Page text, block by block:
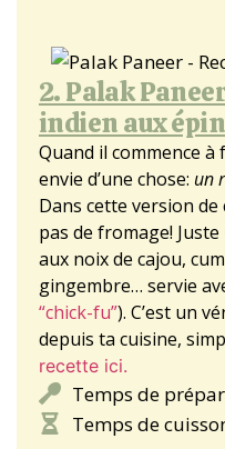
2. Palak
indien aux
Quand il commence
envie d’une chose: un
Dans cette version de
pas de fromage!
aux noix de cajou,
gingembre… servie
“chick-fu”). C’est un
depuis ta cuisine,
recette ici.
Temps de
Temps de